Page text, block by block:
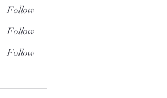
Follow
Follow
Follow